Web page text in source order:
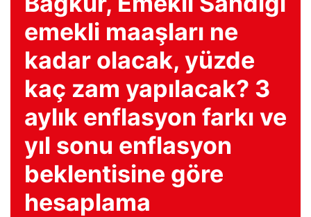
emekli maaşları ne
kadar olacak, yüzde
kaç zam yapılacak? 3
aylık enflasyon farkı ve
yıl sonu enflasyon
beklentisine göre
hesaplama